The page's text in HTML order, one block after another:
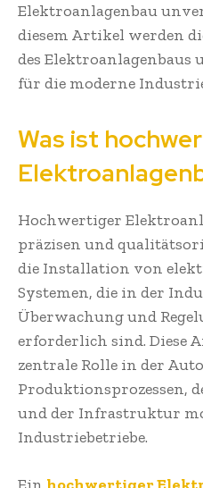
Elektroanlagenbau
diesem Artikel werden
des Elektroanlagenbaus
für die moderne
Was ist
Hochwertiger
präzisen und
die Installation von
Systemen, die in der
Überwachung und
erforderlich sind. Diese
zentrale Rolle in der
Produktionsprozessen,
und der Infrastruktur
Industriebetriebe.